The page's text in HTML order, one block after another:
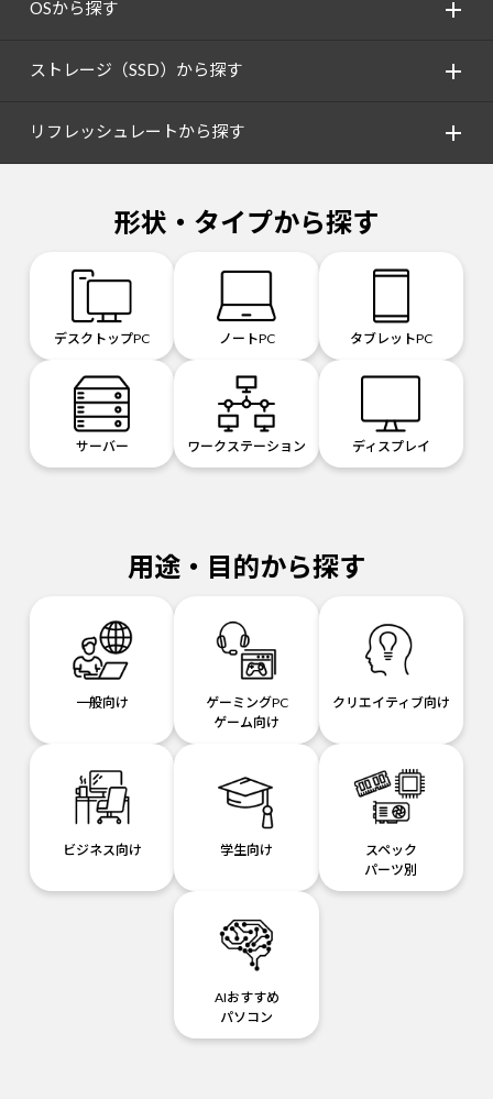
OSから探す
ストレージ（SSD）から探す
リフレッシュレートから探す
形状・タイプから探す
デスクトップPC ノートPC タブレットPC
サーバー ワークステーション ディスプレイ
用途・目的から探す
一般向け
ゲーミングPC
ゲーム向け
クリエイティブ向け
ビジネス向け 学生向け
スペック
パーツ別
AIおすすめ
パソコン